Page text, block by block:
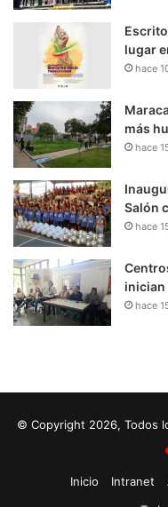
lugar
hace
más
hace
Salón
hace
inician
hace
© Copyright 2026, Todos
Inicio
Intranet